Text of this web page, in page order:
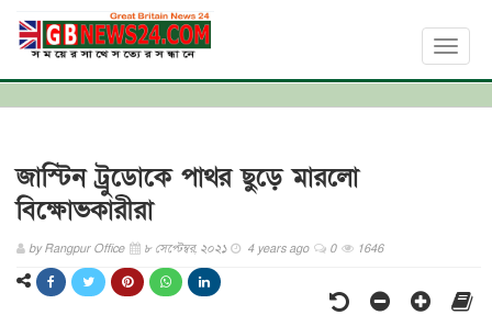
Toggle
জাস্টিন ট্রুডোকে পাথর ছুড়ে মারলো
বিক্ষোভকারীরা
byRangpur Office ৮ সেপ্টেম্বর, ২০২১ 4 years ago 0 1646